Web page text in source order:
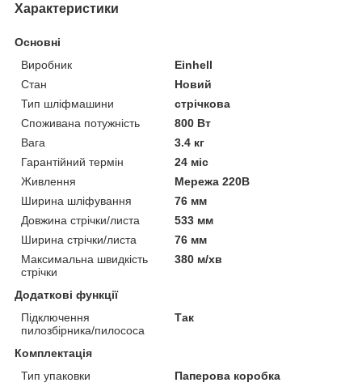
Характеристики
Основні
Виробник
Einhell
Стан
Новий
Тип шліфмашини
стрічкова
Споживана потужність
800 Вт
Вага
3.4 кг
Гарантійний термін
24 міс
Живлення
Мережа 220В
Ширина шліфування
76 мм
Довжина стрічки/листа
533 мм
Ширина стрічки/листа
76 мм
Максимальна швидкість
стрічки
380 м/хв
Додаткові функції
Підключення
пилозбірника/пилососа
Так
Комплектація
Тип упаковки
Паперова коробка